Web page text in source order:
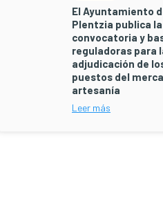
El Ayuntamiento
Plentzia publica la
convocatoria y
reguladoras para
adjudicación de
puestos del
artesanía
Leer más